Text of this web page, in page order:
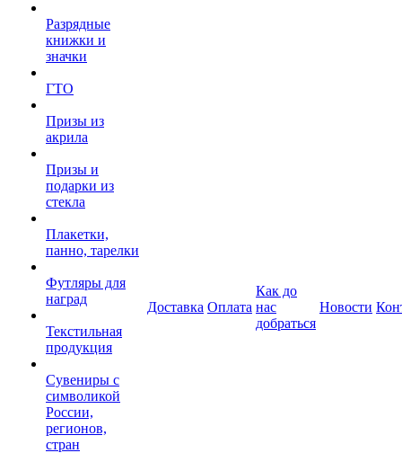
Разрядные
книжки и
значки
ГТО
Призы из
акрила
Призы и
подарки из
стекла
Плакетки,
панно, тарелки
Футляры для
наград
Текстильная
продукция
Сувениры с
символикой
России,
регионов,
стран
Доставка Оплата
Как до
нас
добраться
Новости